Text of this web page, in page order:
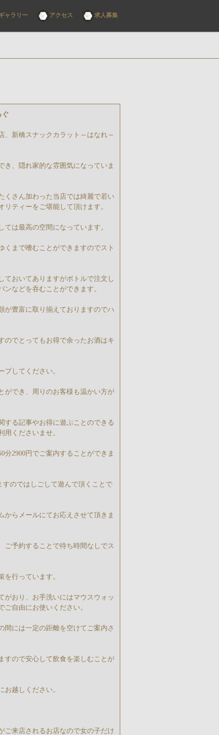
ャラリー アクセス 求人募集
ぐ
、新橋スナックカラット～はなれ～
き、隠れ家的な雰囲気になっていま
くさん加わった当店では綺麗で若い
ティーをご堪能して頂けます。
は最高の空間になっています。
くまで嗜むことができますのでスト
ておいてありますがボトルで注文し
などを吞むことができます。
が豊富に取り揃えておりますのでハ
のでとってもお得で余ったお酒はキ
してください。
ができ、周りのお客様も温かい方が
する記事やお得に遊ぶことのできる
くださいませ。
2900円でご案内することができま
のではしごして遊んで頂くことで
からメールにてお応えさせて頂きま
ご予約することで待ち時間なしでス
行っています。
がおり、お手洗いにはマウスウォッ
自由にお使いください。
間には一定の距離を空けてご案内さ
すので安心して飲食を楽しむことが
越しください。
ご来店されるお店なので女の子だけ